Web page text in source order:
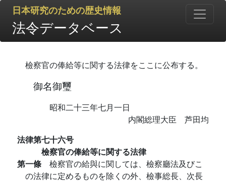
日本研究のための歴史情報
法令データベース
檢察官の俸給等に関する法律をここに公布する。
御名御璽
昭和二十三年七月一日
内閣総理大臣 芦田均
法律第七十六号
檢察官の俸給等に関する法律
第一條 檢察官の給與に関しては、檢察廳法及びこ
の法律に定めるものを除くの外、檢事総長、次長